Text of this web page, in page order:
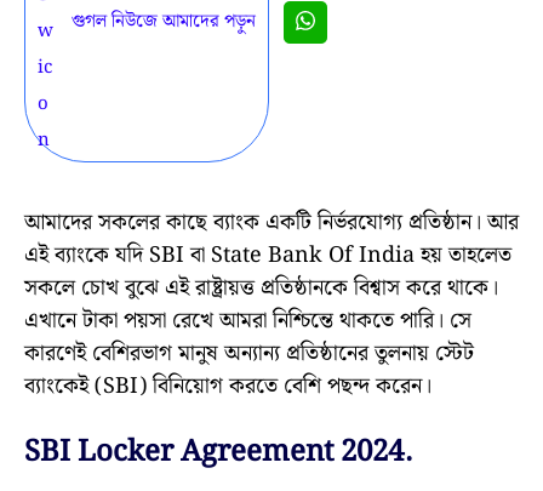
গুগল নিউজে আমাদের পড়ুন
আমাদের সকলের কাছে ব্যাংক একটি নির্ভরযোগ্য প্রতিষ্ঠান। আর
এই ব্যাংকে যদি SBI বা State Bank Of India হয় তাহলেত
সকলে চোখ বুঝে এই রাষ্ট্রায়ত্ত প্রতিষ্ঠানকে বিশ্বাস করে থাকে।
এখানে টাকা পয়সা রেখে আমরা নিশ্চিন্তে থাকতে পারি। সে
কারণেই বেশিরভাগ মানুষ অন্যান্য প্রতিষ্ঠানের তুলনায় স্টেট
ব্যাংকেই (SBI) বিনিয়োগ করতে বেশি পছন্দ করেন।
SBI Locker Agreement 2024.